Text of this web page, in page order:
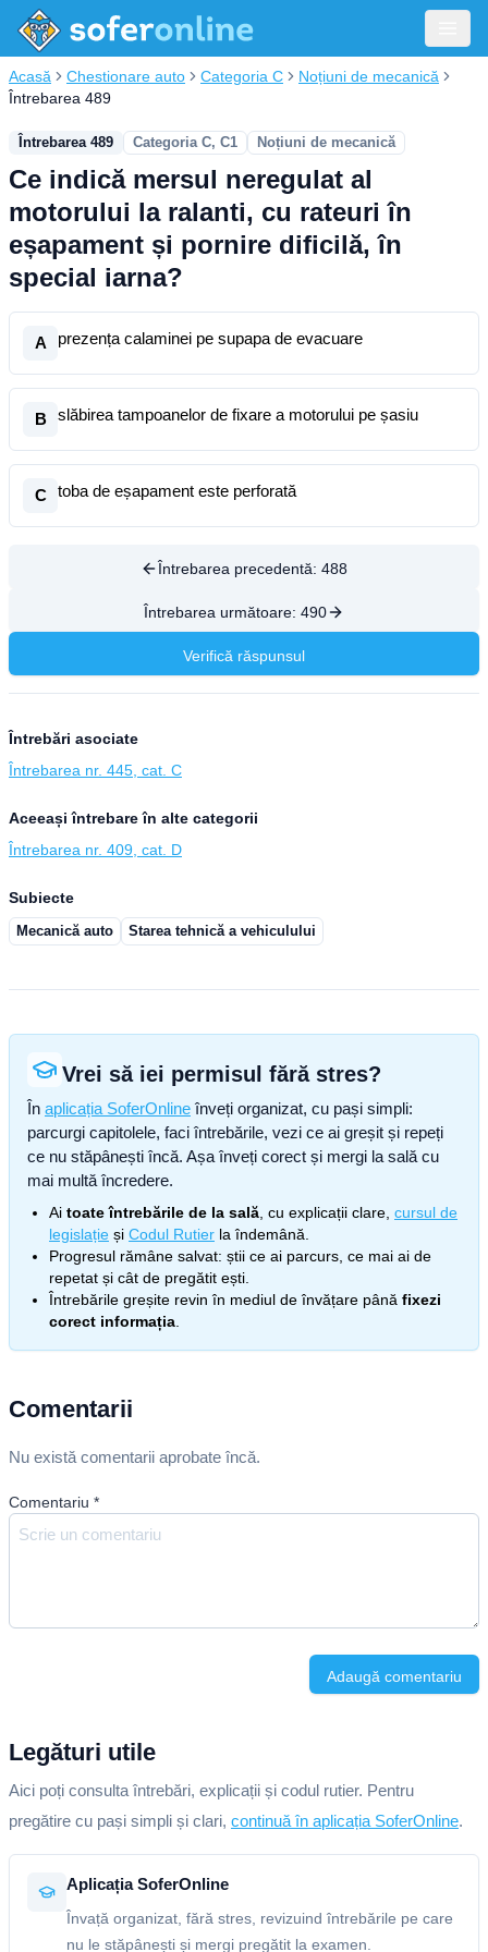
Acasă Chestionare auto Categoria C
Noțiuni de mecanică
Întrebarea 489
Întrebarea 489 Categoria C, C1 Noțiuni de mecanică
Ce indică mersul neregulat al
motorului la ralanti, cu rateuri în
eșapament și pornire dificilă, în
special iarna?
A prezența calaminei pe supapa de evacuare
B slăbirea tampoanelor de fixare a motorului pe șasiu
C toba de eșapament este perforată
Întrebarea precedentă: 488
Întrebarea următoare: 490
Verifică răspunsul
Întrebări asociate
Întrebarea nr. 445, cat. C
Aceeași întrebare în alte categorii
Întrebarea nr. 409, cat. D
Subiecte
Mecanică auto Starea tehnică a vehiculului
Vrei să iei permisul fără stres?
În aplicația SoferOnline înveți organizat, cu pași simpli:
parcurgi capitolele, faci întrebările, vezi ce ai greșit și repeți
ce nu stăpânești încă. Așa înveți corect și mergi la sală cu
mai multă încredere.
Ai toate întrebările de la sală , cu explicații clare, cursul de
legislație și Codul Rutier la îndemână.
Progresul rămâne salvat: știi ce ai parcurs, ce mai ai de
repetat și cât de pregătit ești.
Întrebările greșite revin în mediul de învățare până fixezi
corect informația
Comentarii
Nu există comentarii aprobate încă.
Comentariu *
Adaugă comentariu
Legături utile
Aici poți consulta întrebări, explicații și codul rutier. Pentru
pregătire cu pași simpli și clari, continuă în aplicația SoferOnline.
Aplicația SoferOnline
Învață organizat, fără stres, revizuind întrebările pe care
nu le stăpânești și mergi pregătit la examen.